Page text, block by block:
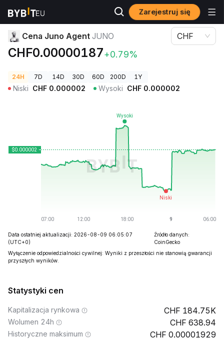
Zarejestruj się
Ceny kryptowalut Cena Juno Agent JUNO
Cena Juno Agent JUNO
CHF0.00000187+0.79%
CHF
24H 7D 14D 30D 60D 200D 1Y
Niski CHF 0.000002 Wysoki CHF 0.000002
Data ostatniej aktualizacji: 2026-08-09 06:05:07
(UTC+0)
Źródło danych:
CoinGecko
Wyłączenie odpowiedzialności cywilnej: Wyniki z przeszłości nie stanowią gwarancji
przyszłych wyników.
Statystyki cen
Kapitalizacja rynkowa 184.75K
Wolumen 24h 638.94
Historyczne maksimum 0.00001929